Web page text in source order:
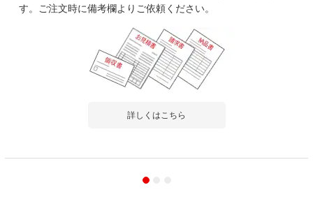
す。ご注文時に備考欄よりご依頼ください。
詳しくはこちら